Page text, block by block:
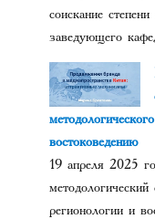
соискание
заведующего
востоковедению
19 апреля 2025
регионологии и